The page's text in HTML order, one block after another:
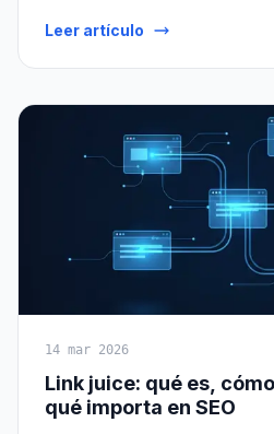
Google.
Leer artículo
14 mar 2026
Link juice: qué es,
qué importa en SEO